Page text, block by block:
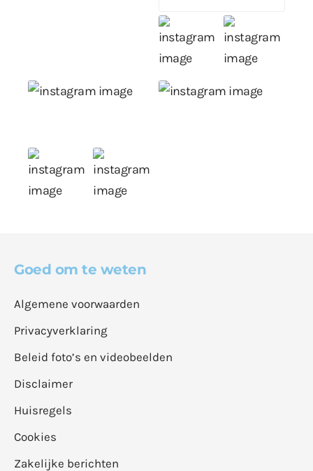
Goed om te weten
Algemene voorwaarden
Privacyverklaring
Beleid foto’s en videobeelden
Disclaimer
Huisregels
Cookies
Zakelijke berichten